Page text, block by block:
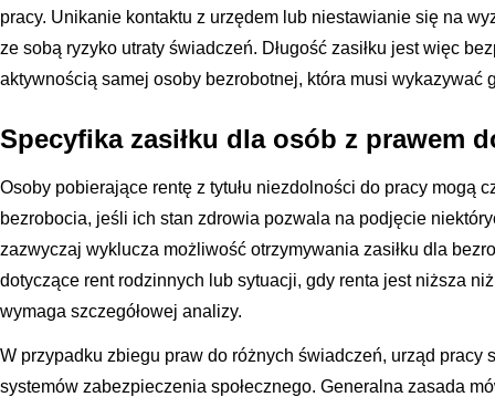
pracy. Unikanie kontaktu z urzędem lub niestawianie się na
ze sobą ryzyko utraty świadczeń. Długość zasiłku jest więc
aktywnością samej osoby bezrobotnej, która musi wykazywać
Specyfika zasiłku dla osób z prawem
Osoby pobierające rentę z tytułu niezdolności do pracy mogą
bezrobocia, jeśli ich stan zdrowia pozwala na podjęcie
zazwyczaj wyklucza możliwość otrzymywania zasiłku dla
dotyczące rent rodzinnych lub sytuacji, gdy renta jest niższa
wymaga szczegółowej analizy.
W przypadku zbiegu praw do różnych świadczeń, urząd pracy
systemów zabezpieczenia społecznego. Generalna zasada